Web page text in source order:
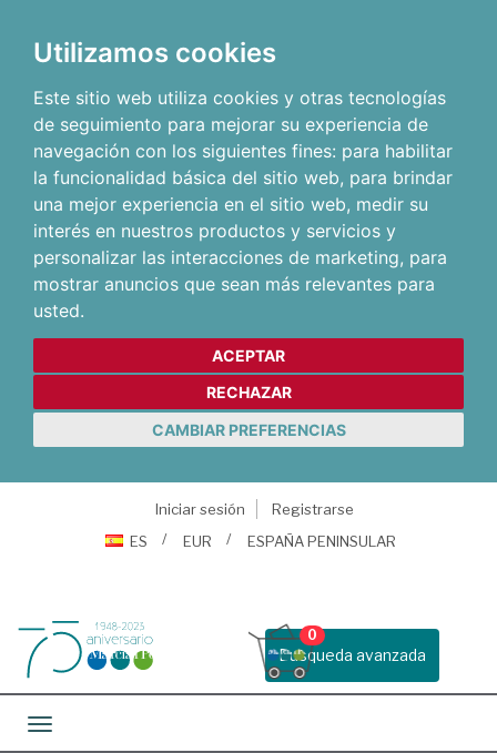
Utilizamos cookies
Este sitio web utiliza cookies y otras tecnologías
de seguimiento para mejorar su experiencia de
navegación con los siguientes fines: para habilitar
la funcionalidad básica del sitio web, para brindar
una mejor experiencia en el sitio web, medir su
interés en nuestros productos y servicios y
personalizar las interacciones de marketing, para
mostrar anuncios que sean más relevantes para
usted.
ACEPTAR
RECHAZAR
CAMBIAR PREFERENCIAS
Iniciar sesión
Registrarse
ES
EUR ESPAÑA PENINSULAR
Busqueda avanzada
0
Toggle navigation